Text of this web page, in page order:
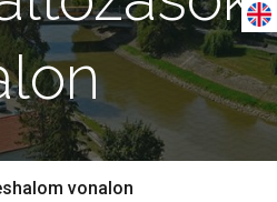
vonalon